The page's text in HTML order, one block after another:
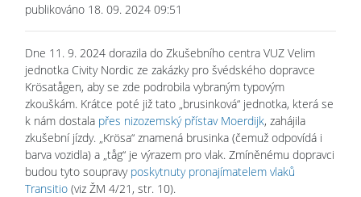
publikováno 18. 09. 2024 09:51
Dne 11. 9. 2024 dorazila do Zkušebního centra VUZ Velim
jednotka Civity Nordic ze zakázky pro švédského dopravce
Krösatågen, aby se zde podrobila vybraným typovým
zkouškám. Krátce poté již tato „brusinková“ jednotka, která se
k nám dostala přes nizozemský přístav Moerdijk, zahájila
zkušební jízdy. „Krösa“ znamená brusinka (čemuž odpovídá i
barva vozidla) a „tåg“ je výrazem pro vlak. Zmíněnému dopravci
budou tyto soupravy poskytnuty pronajímatelem vlaků
Transitio (viz ŽM 4/21, str. 10).